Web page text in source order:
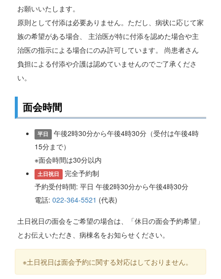
お願いいたします。
原則として付添は必要ありません。ただし、病状に応じて家
族の希望がある場合、 主治医が特に付添を認めた場合や主
治医の指示による場合にのみ許可しています。 尚患者さん
負担による付添や介護は認めていませんのでご了承くださ
い。
面会時間
平日 午後2時30分から午後4時30分（受付は午後4時
15分まで）
※面会時間は30分以内
土日祝日 完全予約制
予約受付時間: 平日 午後2時30分から午後4時30分
電話: 022-364-5521 (代表)
土日祝日の面会をご希望の場合は、「休日の面会予約希望」
とお伝えいただき、病棟名をお知らせください。
※土日祝日は面会予約に関する対応はしておりません。